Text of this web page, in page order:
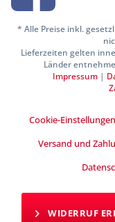
* Alle Preise inkl.
Lieferzeiten gelten
Länder
Impressum |
Cookie-Einstellungen
Versand und
WIDERRUF